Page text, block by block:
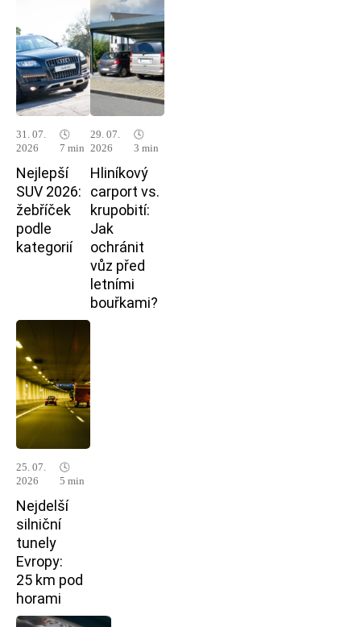
31. 07.
2026
🕓
7 min
Nejlepší
SUV 2026:
žebříček
podle
kategorií
29. 07.
2026
🕓
3 min
Hliníkový
carport vs.
krupobití:
Jak
ochránit
vůz před
letními
bouřkami?
25. 07.
2026
🕓
5 min
Nejdelší
silniční
tunely
Evropy:
25 km pod
horami